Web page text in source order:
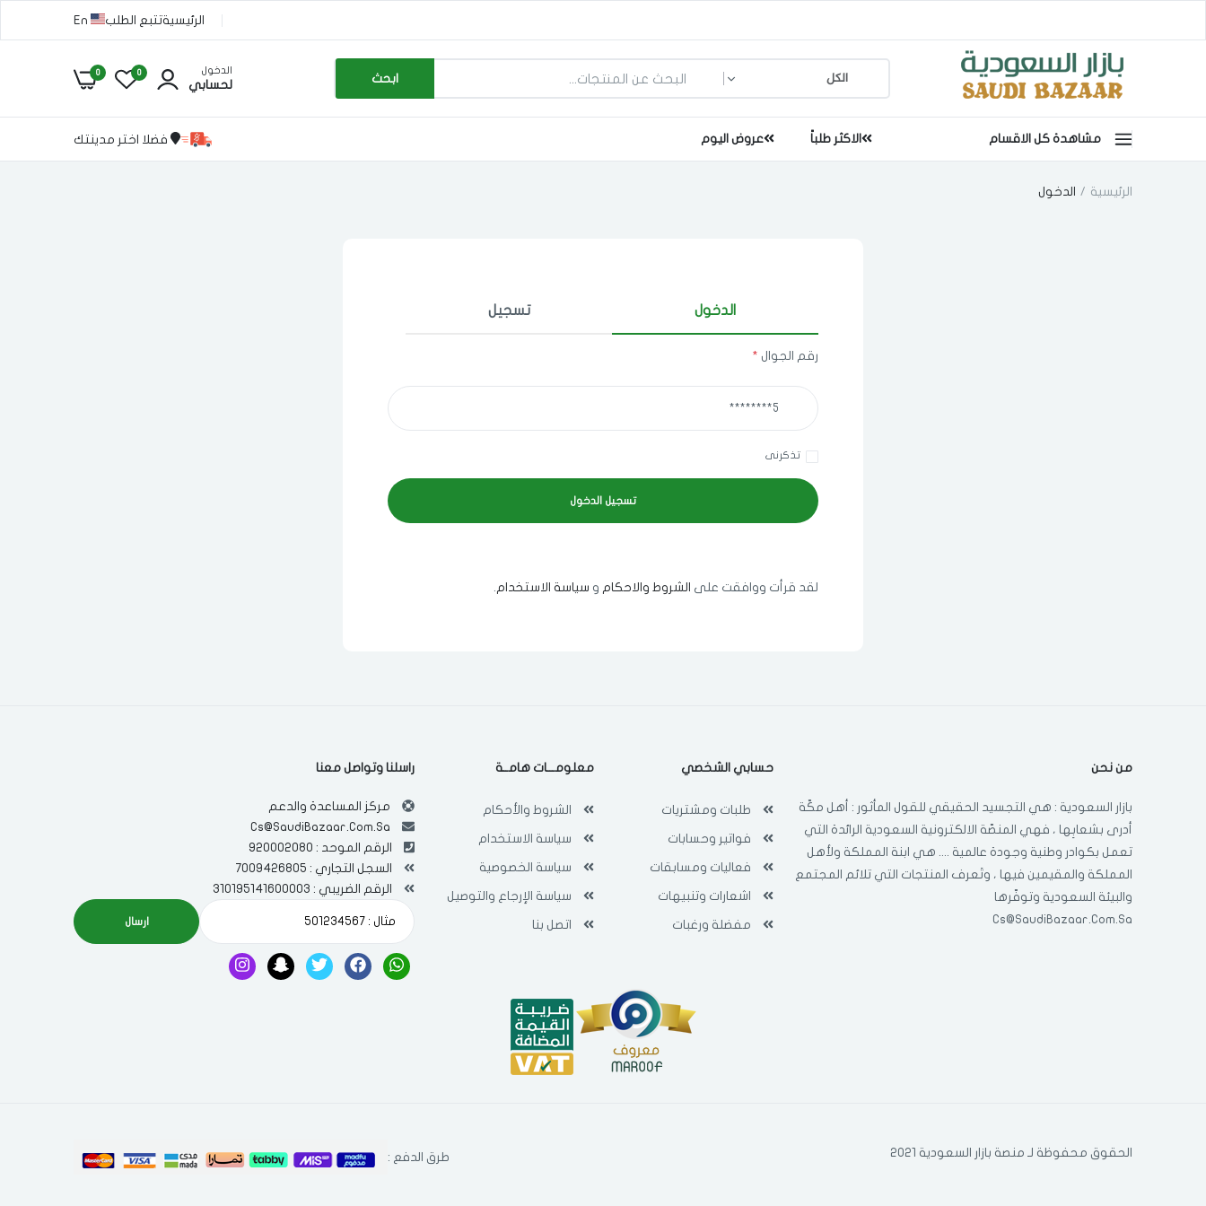
الرئيسيةتتبع الطلب En
ابحث
الدخول
لحسابي
0
0
مشاهدة كل الاقسام الاكثر طلباً عروض اليوم فضلا اختر مدينتك
الرئيسية الدخول
الدخول تسجيل
رقم الجوال *
تذكرنى
لقد قرأت ووافقت على الشروط والاحكام و سياسة الاستخدام.
من نحن
بازار السعودية : هي التجسيد الحقيقي للقول المأثور : أهل مكّة
أدرى بشعابِها ، فهي المنصّة الالكترونية السعودية الرائدة التي
تعمل بكوادر وطنية وجودة عالمية .... هي ابنة المملكة ولأهل
المملكة والمقيمين فيها ، وتَعرف المنتجات التي تلائم المجتمع
والبيئة السعودية وتوفّرها
Cs@SaudiBazaar.Com.Sa
حسابي الشخصي
طلبات ومشتريات
فواتير وحسابات
فعاليات ومسابقات
اشعارات وتنبيهات
مفضلة ورغبات
معلومـــات هامــة
الشروط والأحكام
سياسة الاستخدام
سياسة الخصوصية
سياسة الإرجاع والتوصيل
اتصل بنا
راسلنا وتواصل معنا
مركز المساعدة والدعم
Cs@SaudiBazaar.Com.Sa
الرقم الموحد : 920002080
السجل التجاري : 7009426805
الرقم الضريبي : 310195141600003
ارسال
الحقوق محفوظة لـ منصة بازار السعودية 2021 طرق الدفع :
فى حالة تغيير المدينة قد تفقد بعض او كل المنتجات التي تم اضافتها للسلة
ما الذي تبحث عنه؟